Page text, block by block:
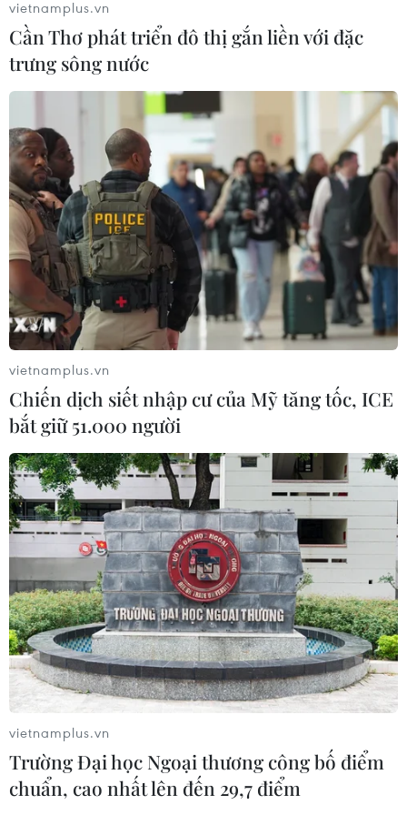
Đồng Nai cần chuyển dịch thu hút
đầu tư sang tổ chức chuỗi giá trị
07/08/2026 11:18
Có 50 cơ sở kiểm nghiệm được GACC
chấp nhận phục vụ xuất khẩu mít,
sầu riêng
07/08/2026 10:27
Xem thêm
Tổng Biên tập: TRẦN TIẾN DUẨN
Phó Tổng Biên tập: NGUYỄN THỊ TÁM, KHÚC THANH
THỦY
Sở hữu trí tuệ
Quy định sử dụng
RSS
Hỗ trợ
Ngôn ngữ
TTXVN
Dịch vụ tin
Quảng cáo
Liên hệ
Giấy phép số: 1374/GP-BTTTT do Bộ Thông tin và Truyền thông
vietnamplus.vn
Cần Thơ phát triển đô thị gắn liền với đặc
trưng sông nước
vietnamplus.vn
Chiến dịch siết nhập cư của Mỹ tăng tốc, ICE
bắt giữ 51.000 người
vietnamplus.vn
Trường Đại học Ngoại thương công bố điểm
chuẩn, cao nhất lên đến 29,7 điểm